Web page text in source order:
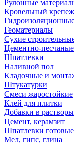
Рулонные
Кровельный крепеж
Геоматериалы
Сухие
Цементно-
Шпатлевки
Наливной пол
Кладочные и
Штукатурки
Смеси жаростойкие
Клей для плитки
Добавки в растворы
Цемент, керамзит
Шпатлевки готовые
Мел, гипс, глина